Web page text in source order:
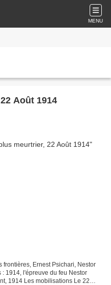
MENU
Août 1914
frontières, Ernest Psichari, Nestor
1914, l'épreuve du feu Nestor
1914 Les mobilisations Le 22